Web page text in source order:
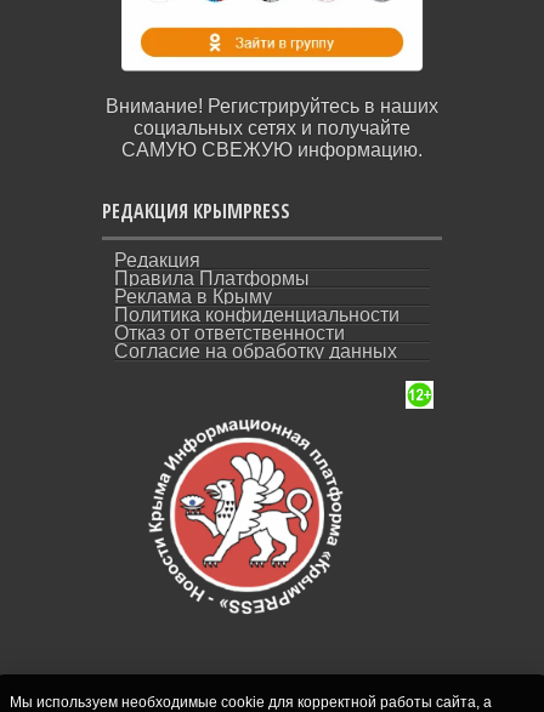
Внимание! Регистрируйтесь в наших
социальных сетях и получайте
САМУЮ СВЕЖУЮ информацию.
РЕДАКЦИЯ КРЫМPRESS
Редакция
Правила Платформы
Реклама в Крыму
Политика конфиденциальности
Отказ от ответственности
Согласие на обработку данных
Мы используем необходимые cookie для корректной работы сайта, а